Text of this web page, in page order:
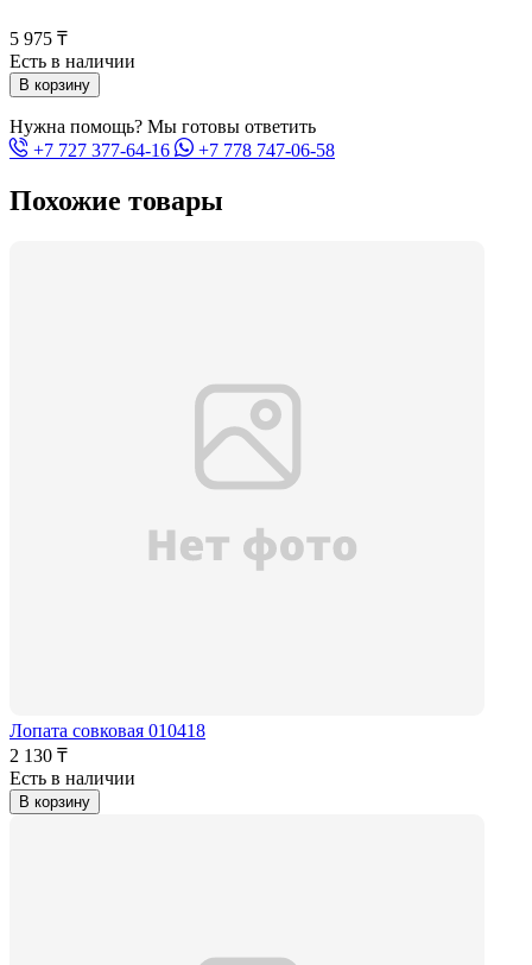
5 975 ₸
Есть в наличии
В корзину
Нужна помощь? Мы готовы ответить
+7 727 377-64-16
+7 778 747-06-58
Похожие товары
Лопата совковая 010418
2 130 ₸
Есть в наличии
В корзину